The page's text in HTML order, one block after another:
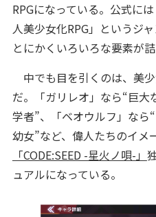
RPGになっている。公式に
人美少女化RPG」というジ
とにかくいろいろな要素が
中でも目を引くのは、美
だ。「ガリレオ」なら“巨
学者”、「ベオウルフ」なら
幼女”など、偉人たちのイメ
「CODE:SEED -星火ノ唄-」
ュアルになっている。